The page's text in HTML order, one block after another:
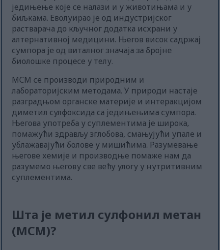
једињење које се налази и у животињама и у
биљкама. Еволуирао је од индустријског
растварача до кључног додатка исхрани у
алтернативној медицини. Његов висок садржај
сумпора је од виталног значаја за бројне
биолошке процесе у телу.
МСМ се производи природним и
лабораторијским методама. У природи настаје
разградњом органске материје и интеракцијом
диметил сулфоксида са једињењима сумпора.
Његова употреба у суплементима је широка,
помажући здрављу зглобова, смањујући упале и
ублажавајући болове у мишићима. Разумевање
његове хемије и производње помаже нам да
разумемо његову све већу улогу у нутритивним
суплементима.
Шта је метил сулфонил метан
(МСМ)?